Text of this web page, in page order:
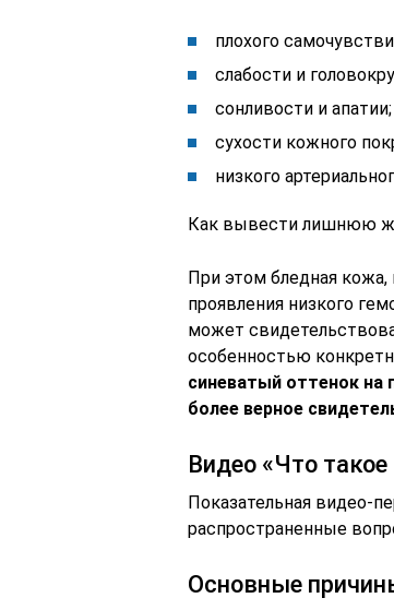
плохого
слабости и
сонливости и апатии;
сухости кожного
низкого
Как вывести лишнюю
При этом бледная кожа,
проявления низкого
может
особенностью
синеватый оттенок на
более верное
Видео «Что
Показательная видео-
распространенные
Основные